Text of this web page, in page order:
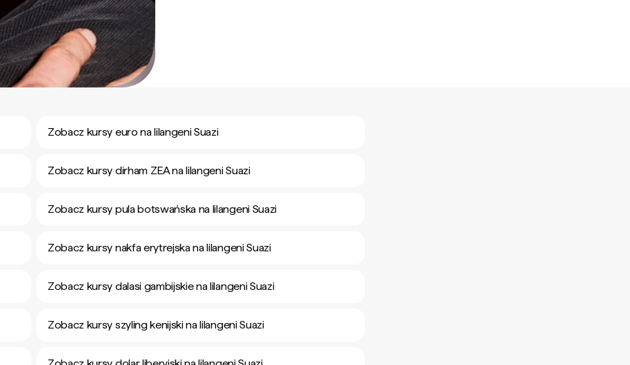
Zobacz kursy euro na lilangeni Suazi
Zobacz kursy dirham ZEA na lilangeni Suazi
Zobacz kursy pula botswańska na lilangeni Suazi
Zobacz kursy nakfa erytrejska na lilangeni Suazi
Zobacz kursy dalasi gambijskie na lilangeni Suazi
Zobacz kursy szyling kenijski na lilangeni Suazi